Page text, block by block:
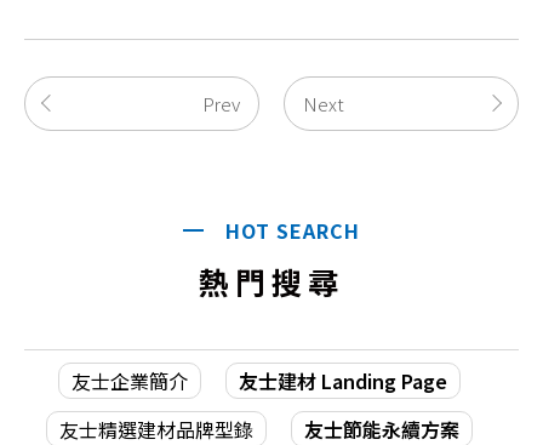
Prev Next
HOT SEARCH
熱門搜尋
友士企業簡介
友士建材 Landing Page
友士精選建材品牌型錄
友士節能永續方案